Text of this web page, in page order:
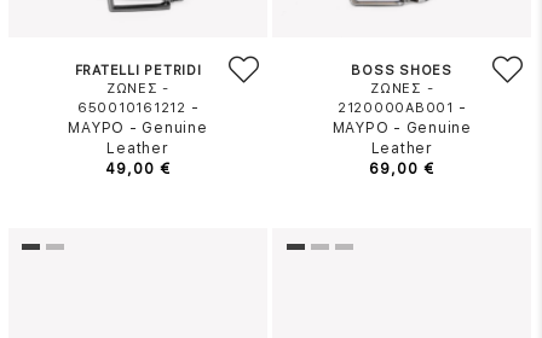
FRATELLI PETRIDI
ΖΩΝΕΣ -
650010161212 -
ΜΑΥΡΟ - Genuine
Leather
49,00 €
BOSS SHOES
ΖΩΝΕΣ -
2120000AB001 -
ΜΑΥΡΟ - Genuine
Leather
69,00 €